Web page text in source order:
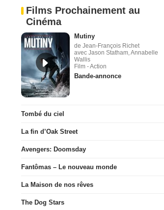
Films Prochainement au
Cinéma
Mutiny
de Jean-François Richet
avec Jason Statham, Annabelle
Wallis
Film - Action
Bande-annonce
Tombé du ciel
La fin d’Oak Street
Avengers: Doomsday
Fantômas – Le nouveau monde
La Maison de nos rêves
The Dog Stars